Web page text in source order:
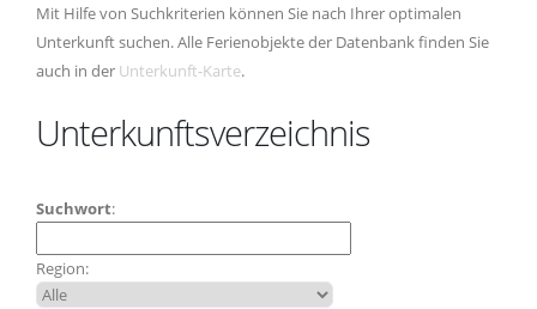
Mit Hilfe von Suchkriterien können Sie nach Ihrer optimalen
Unterkunft suchen. Alle Ferienobjekte der Datenbank finden Sie
auch in der Unterkunft-Karte.
Unterkunftsverzeichnis
Suchwort:
Region: